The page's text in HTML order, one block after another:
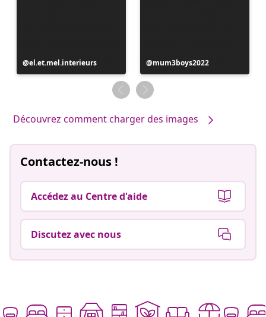
Publication
publiée
el.et.mel.interieurs
Publication
publiée
par
mum3boys2022
Découvrez comment charger des images
Contactez-nous !
Accédez au Centre d'aide
Discutez avec nous